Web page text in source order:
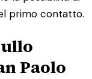
primo contatto.
Paolo